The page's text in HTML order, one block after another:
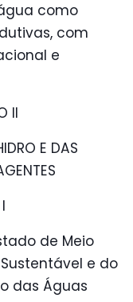
como
com
e
II
E DAS
de Meio
e do
das Águas